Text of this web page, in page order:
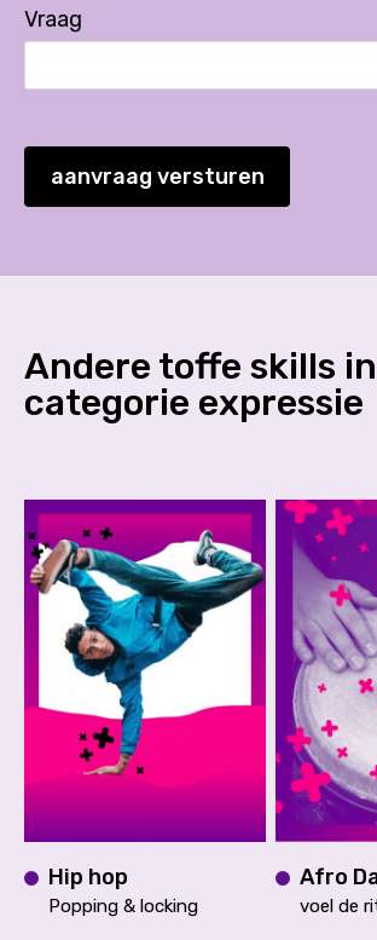
Vraag
aanvraag versturen
Andere toffe skills
categorie expressie
Hip hop
Popping & locking
Afro
voel de